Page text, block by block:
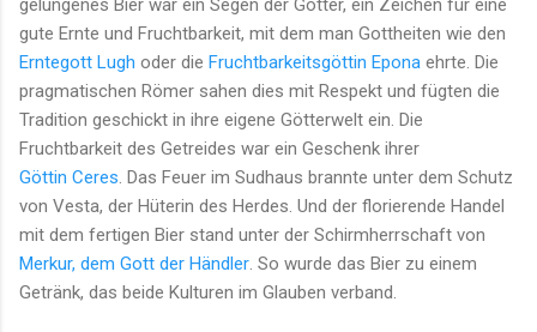
gute Ernte und Fruchtbarkeit, mit dem man Gottheiten wie den
Erntegott Lugh oder die Fruchtbarkeitsgöttin Epona ehrte. Die
pragmatischen Römer sahen dies mit Respekt und fügten die
Tradition geschickt in ihre eigene Götterwelt ein. Die
Fruchtbarkeit des Getreides war ein Geschenk ihrer
Göttin Ceres . Das Feuer im Sudhaus brannte unter dem Schutz
von Vesta, der Hüterin des Herdes. Und der florierende Handel
mit dem fertigen Bier stand unter der Schirmherrschaft von
Merkur, dem Gott der Händler . So wurde das Bier zu einem
Getränk, das beide Kulturen im Glauben verband.